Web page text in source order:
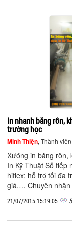
In nhanh băng rôn,
trường học
Minh Thiện, Thành
Xưởng in băng rôn,
In Kỹ Thuật Số tiếp
hiflex; hỗ trợ tối đa
giá,… Chuyên nhận
21/07/2015 15:19:05